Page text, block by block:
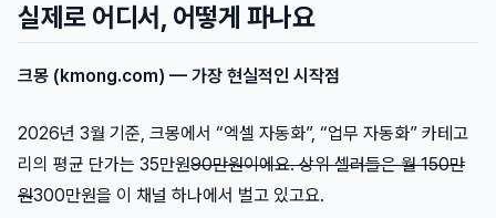
실제로 어디서, 어떻게 파나요
크몽 (kmong.com) — 가장 현실적인 시작점
2026년 3월 기준, 크몽에서 “엑셀 자동화”, “업무 자동화” 카테고
리의 평균 단가는 35만원90만원이에요. 상위 셀러들은 월 150만
원300만원을 이 채널 하나에서 벌고 있고요.